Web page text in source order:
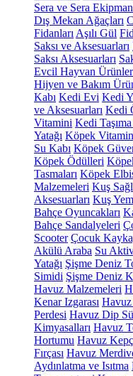
Sera ve Sera
Dış Mekan Ağaçları
Fidanları Aşılı Gül
Saksı ve Aksesuarları
Saksı Aksesuarları
Evcil Hayvan
Hijyen ve Bakım
Kabı Kedi Evi Kedi
ve Aksesuarları Kedi
Vitamini Kedi Taşıma
Yatağı Köpek
Su Kabı Köpek
Köpek Ödülleri
Tasmaları Köpek
Malzemeleri Kuş
Aksesuarları Kuş
Bahçe Oyuncakları
Bahçe Sandalyeleri
Scooter Çocuk
Akülü Araba Su
Yatağı Şişme Deniz
Simidi Şişme Deniz
Havuz Malzemeleri
Kenar Izgarası
Perdesi Havuz Dip
Kimyasalları Havuz
Hortumu Havuz
Fırçası Havuz
Aydınlatma ve Isıtma